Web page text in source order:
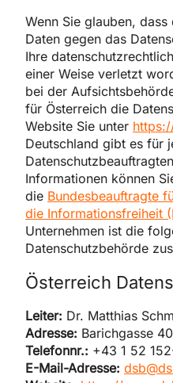
Wenn Sie glauben,
Daten gegen das
Ihre
einer Weise verletzt
bei der
für Österreich die
Website Sie unter
Deutschland gibt es für
Informationen können
die Bundesbeauftragte
die Informationsfreiheit
Unternehmen ist die
Datenschutzbehörde
Österreich
Leiter: Dr. Matthias
Adresse: Barichgasse
Telefonnr.: +43 1 52
E-Mail-Adresse: